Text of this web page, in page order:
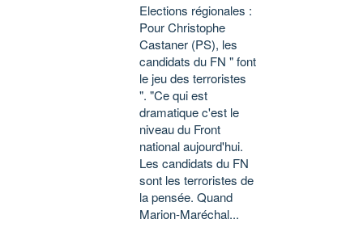
Elections régionales :
Pour Christophe
Castaner (PS), les
candidats du FN " font
le jeu des terroristes
". "Ce qui est
dramatique c'est le
niveau du Front
national aujourd'hui.
Les candidats du FN
sont les terroristes de
la pensée. Quand
Marion-Maréchal...